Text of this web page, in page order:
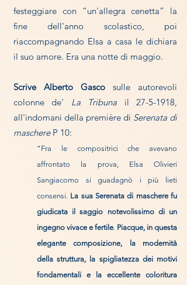
festeggiare con “un'allegra cenetta” la
fine dell'anno scolastico, poi
riaccompagnando Elsa a casa le dichiara
il suo amore. Era una notte di maggio.
Scrive Alberto Gasco sulle autorevoli
colonne de’ La Tribuna il27-5-1918
all'indomani della première di Serenata di
maschere P 10:
“Fra le compositrici che avevano
affrontato la prova, Elsa Olivieri
Sangiacomo si guadagnò i più lieti
consensi. La sua Serenata di maschere fu
giudicata il saggio notevolissimo di un
ingegno vivace e fertile. Piacque, in questa
elegante composizione, la modernità
della struttura, la spigliatezza dei motivi
fondamentali e la eccellente coloritura